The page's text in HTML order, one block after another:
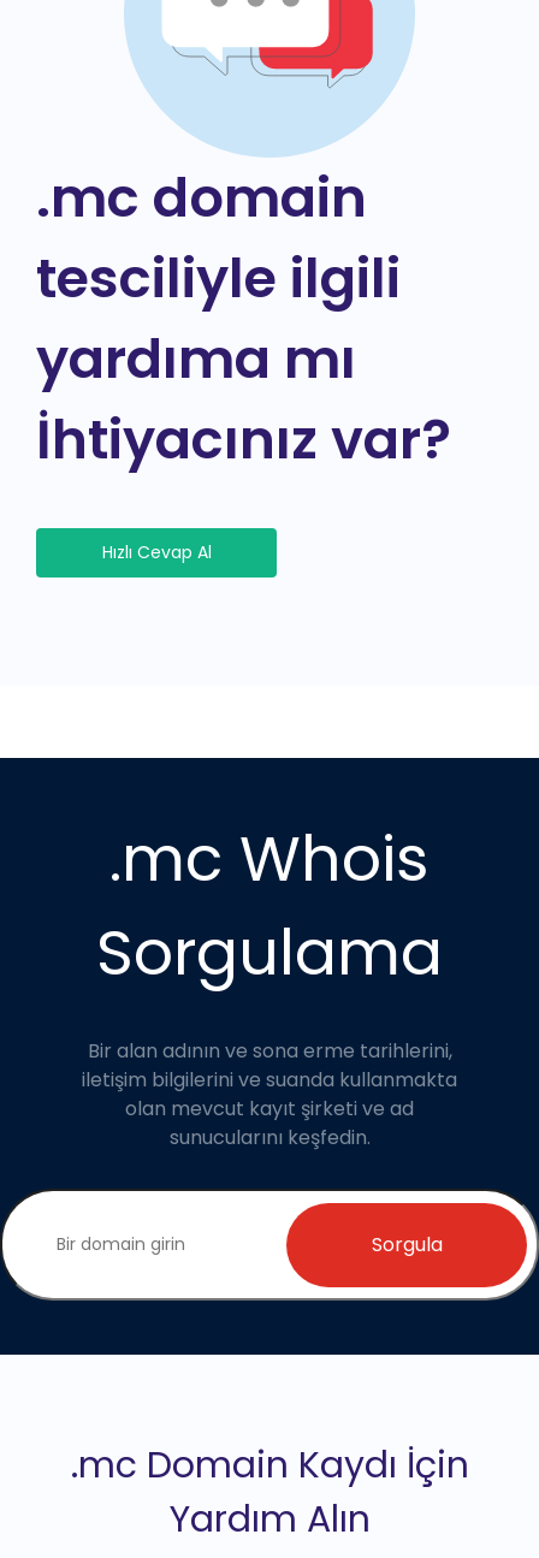
.mc domain
tesciliyle ilgili
yardıma mı
İhtiyacınız var?
Hızlı Cevap Al
.mc Whois
Sorgulama
Bir alan adının ve sona erme tarihlerini,
iletişim bilgilerini ve suanda kullanmakta
olan mevcut kayıt şirketi ve ad
sunucularını keşfedin.
Sorgula
.mc Domain Kaydı İçin
Yardım Alın